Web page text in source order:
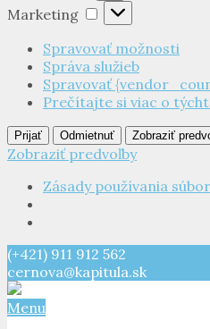
Marketing
Marketing
Spravovať možnosti
Správa služieb
Spravovať
Prečítajte si viac o
Prijať Odmietnuť Zobraziť
Zobraziť predvoľby
Zásady používania
(+421) 911 912 562
cernova@kapitula.sk
Menu